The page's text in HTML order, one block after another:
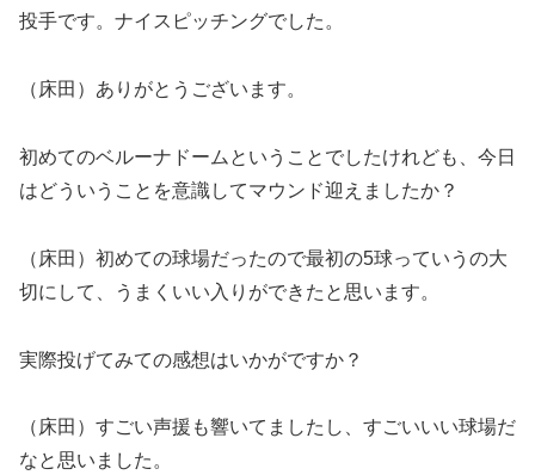
投手です。ナイスピッチングでした。
（床田）ありがとうございます。
初めてのベルーナドームということでしたけれども、今日
はどういうことを意識してマウンド迎えましたか？
（床田）初めての球場だったので最初の5球っていうの大
切にして、うまくいい入りができたと思います。
実際投げてみての感想はいかがですか？
（床田）すごい声援も響いてましたし、すごいいい球場だ
なと思いました。